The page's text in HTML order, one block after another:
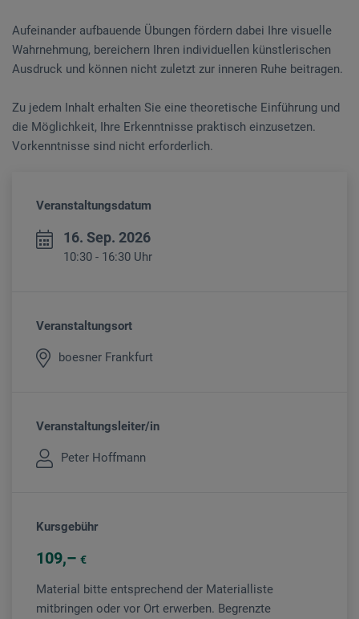
Aufeinander aufbauende Übungen fördern dabei Ihre visuelle
Wahrnehmung, bereichern Ihren individuellen künstlerischen
Ausdruck und können nicht zuletzt zur inneren Ruhe beitragen.
Zu jedem Inhalt erhalten Sie eine theoretische Einführung und
die Möglichkeit, Ihre Erkenntnisse praktisch einzusetzen.
Vorkenntnisse sind nicht erforderlich.
Veranstaltungsdatum
16. Sep. 2026
10:30 - 16:30 Uhr
Veranstaltungsort
boesner Frankfurt
Veranstaltungsleiter/in
Peter Hoffmann
Kursgebühr
109 €
Material bitte entsprechend der Materialliste
mitbringen oder vor Ort erwerben. Begrenzte